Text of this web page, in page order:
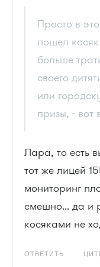
Просто в
пошел
больше
своего
или
призы, - вот
Лара, то есть
тот же лицей
мониторинг
смешно... да и
косяками не
ОТВЕТИТЬ